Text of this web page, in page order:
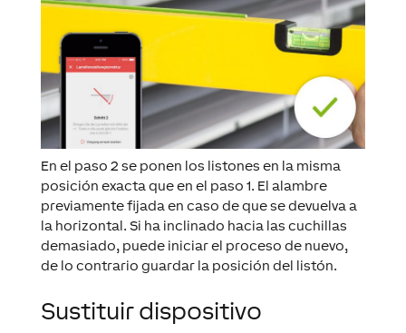
En el paso 2 se ponen los listones en la misma
posición exacta que en el paso 1. El alambre
previamente fijada en caso de que se devuelva a
la horizontal. Si ha inclinado hacia las cuchillas
demasiado, puede iniciar el proceso de nuevo,
de lo contrario guardar la posición del listón.
Sustituir dispositivo